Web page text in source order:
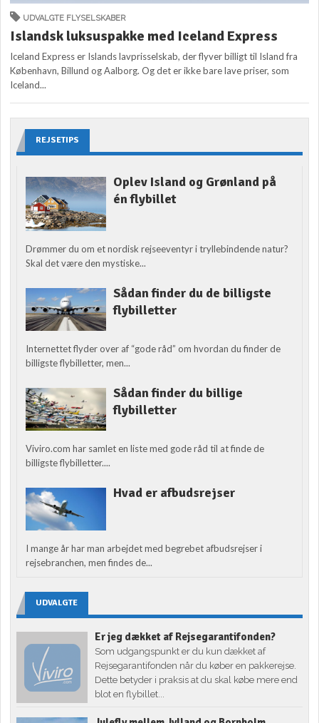
UDVALGTE FLYSELSKABER
Islandsk luksuspakke med Iceland Express
Iceland Express er Islands lavprisselskab, der flyver billigt til Island fra
København, Billund og Aalborg. Og det er ikke bare lave priser, som
Iceland...
REJSETIPS
Oplev Island og Grønland på
én flybillet
Drømmer du om et nordisk rejseeventyr i tryllebindende natur?
Skal det være den mystiske...
Sådan finder du de billigste
flybilletter
Internettet flyder over af “gode råd” om hvordan du finder de
billigste flybilletter, men...
Sådan finder du billige
flybilletter
Viviro.com har samlet en liste med gode råd til at finde de
billigste flybilletter....
Hvad er afbudsrejser
I mange år har man arbejdet med begrebet afbudsrejser i
rejsebranchen, men findes de...
UDVALGTE
Er jeg dækket af Rejsegarantifonden?
Som udgangspunkt er du kun dækket af
Rejsegarantifonden når du køber en pakkerejse.
Dette betyder i praksis at du skal købe mere end
blot en flybillet...